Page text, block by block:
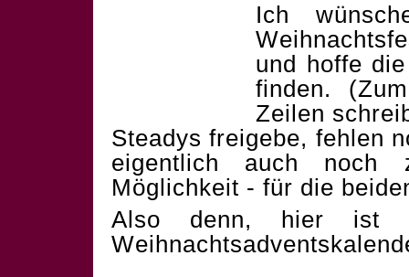
Ich
und hoffe
finden.
Zeilen
Steadys freigebe, fehlen
eigentlich auch noch
Möglichkeit - für die
Also denn, hier ist